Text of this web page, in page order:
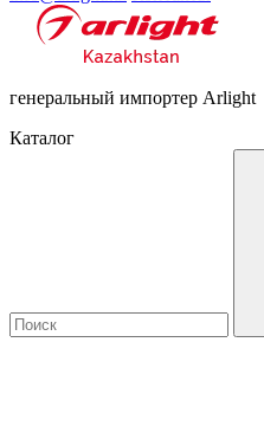
генеральный импортер Arlight
Каталог